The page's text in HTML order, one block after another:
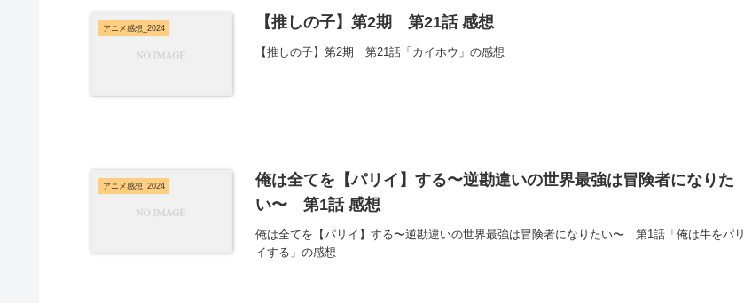
アニメ感想_2024 【推しの子】第2期 第21話 感想
【推しの子】第2期 第21話「カイホウ」の感想
アニメ感想_2024
俺は全てを【パリイ】する〜逆勘違いの世界最強は冒険者になりた
い〜 第1話 感想
俺は全てを【パリイ】する〜逆勘違いの世界最強は冒険者になりたい〜 第1話「俺は牛をパリ
イする」の感想